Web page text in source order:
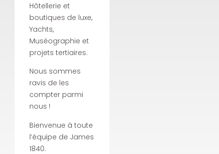
Hôtellerie et
boutiques de luxe,
Yachts,
Muséographie et
projets tertiaires.
Nous sommes
ravis de les
compter parmi
nous !
Bienvenue à toute
l’équipe de James
1840.